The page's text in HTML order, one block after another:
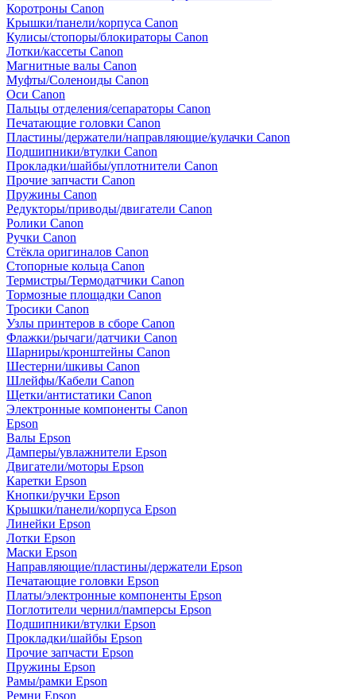
Коротроны Canon
Крышки/панели/корпуса Canon
Кулисы/стопоры/блокираторы Canon
Лотки/кассеты Canon
Магнитные валы Canon
Муфты/Соленоиды Canon
Оси Canon
Пальцы отделения/сепараторы Canon
Печатающие головки Canon
Пластины/держатели/направляющие/кулачки Canon
Подшипники/втулки Canon
Прокладки/шайбы/уплотнители Canon
Прочие запчасти Canon
Пружины Canon
Редукторы/приводы/двигатели Canon
Ролики Canon
Ручки Canon
Стёкла оригиналов Canon
Стопорные кольца Canon
Термистры/Термодатчики Canon
Тормозные площадки Canon
Тросики Canon
Узлы принтеров в сборе Canon
Флажки/рычаги/датчики Canon
Шарниры/кронштейны Canon
Шестерни/шкивы Canon
Шлейфы/Кабели Canon
Щетки/антистатики Canon
Электронные компоненты Canon
Epson
Валы Epson
Дамперы/увлажнители Epson
Двигатели/моторы Epson
Каретки Epson
Кнопки/ручки Epson
Крышки/панели/корпуса Epson
Линейки Epson
Лотки Epson
Маски Epson
Направляющие/пластины/держатели Epson
Печатающие головки Epson
Платы/электронные компоненты Epson
Поглотители чернил/памперсы Epson
Подшипники/втулки Epson
Прокладки/шайбы Epson
Прочие запчасти Epson
Пружины Epson
Рамы/рамки Epson
Ремни Epson